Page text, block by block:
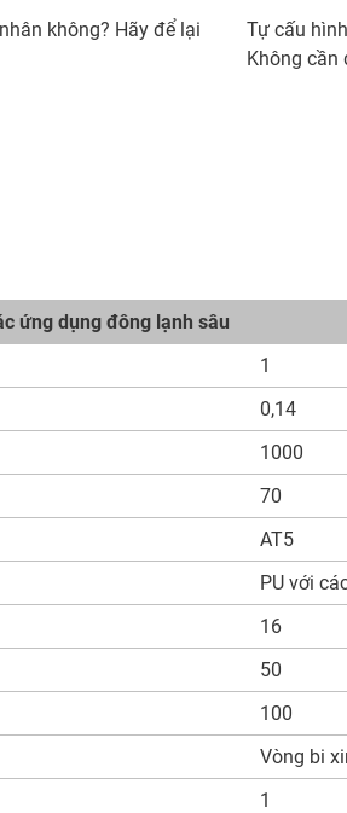
không? Hãy để lại
Tự cấu
Không cần
ứng dụng đông lạnh sâu
1
0,14
1000
70
AT5
PU với
16
50
100
Vòng bi
1